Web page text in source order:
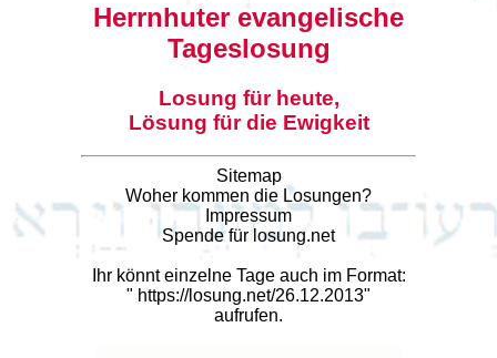
Herrnhuter evangelische
Tageslosung
Losung für heute,
Lösung für die Ewigkeit
Sitemap
Woher kommen die Losungen?
Impressum
Spende für losung.net
Ihr könnt einzelne Tage auch im Format:
" https://losung.net/26.12.2013"
aufrufen.